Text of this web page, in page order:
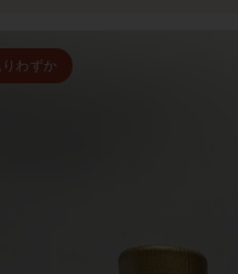
わずか